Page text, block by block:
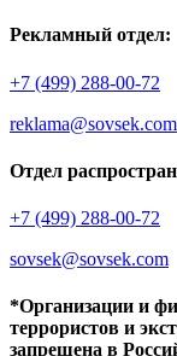
Рекламный отдел:
+7 (499) 288-00-72
reklama@sovsek.com
Отдел
+7 (499) 288-00-72
sovsek@sovsek.com
*Организации и
террористов и
запрещена в